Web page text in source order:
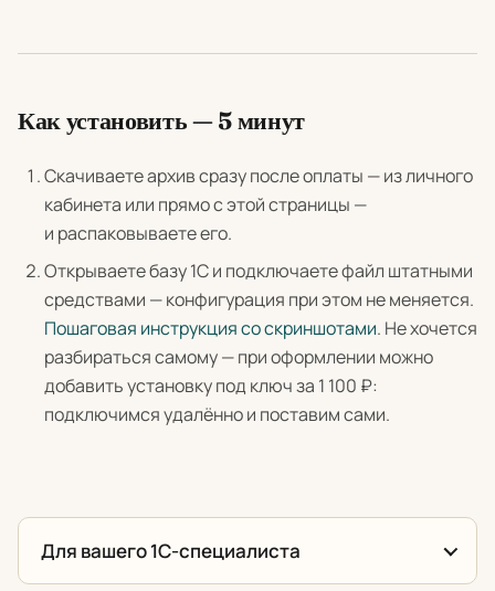
Как установить — 5 минут
Скачиваете архив сразу после оплаты — из личного
кабинета или прямо с этой страницы —
и распаковываете его.
Открываете базу 1С и подключаете файл штатными
средствами — конфигурация при этом не меняется.
Пошаговая инструкция со скриншотами. Не хочется
разбираться самому — при оформлении можно
добавить установку под ключ за 1 100 ₽:
подключимся удалённо и поставим сами.
Для вашего 1С-специалиста